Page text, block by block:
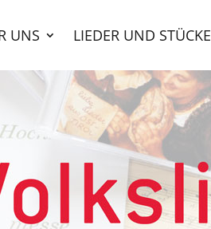
UNS LIEDER UND STÜCKE